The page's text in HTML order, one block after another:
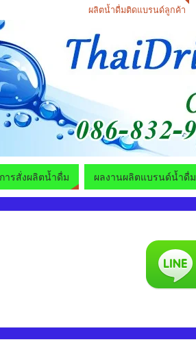
ผลิตน้ำดื่มติดแบรนด์ลูกค้า
ารสั่งผลิตน้ำดื่ม ผลงานผลิตแบรนด์น้ำดื่ม